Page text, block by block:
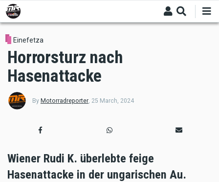
Skip
to
main
content
Einefetza
Horrorsturz nach
Hasenattacke
By Motorradreporter, 25 March, 2024
Wiener Rudi K. überlebte feige
Hasenattacke in der ungarischen Au.